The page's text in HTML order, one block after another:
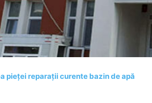
pieței reparații curente bazin de apă